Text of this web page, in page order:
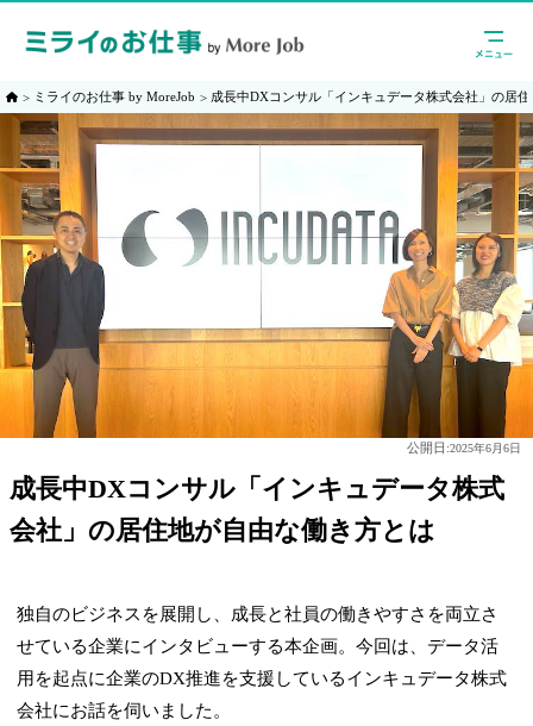
ミライのお仕事 by MoreJob 成長中DXコンサル「インキュデータ株式会社」の居
公開日:2025年6月6日
成長中DXコンサル「インキュデータ株式
会社」の居住地が自由な働き方とは
独自のビジネスを展開し、成長と社員の働きやすさを両立さ
せている企業にインタビューする本企画。今回は、データ活
用を起点に企業のDX推進を支援しているインキュデータ株式
会社にお話を伺いました。